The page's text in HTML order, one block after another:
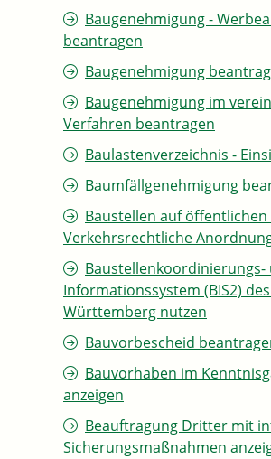
Baugenehmigung -
beantragen
Baugenehmigung
Baugenehmigung im
Verfahren beantragen
Baulastenverzeichnis -
Baumfällgenehmigung
Baustellen auf öffentlichen
Verkehrsrechtliche
Baustellenkoordinierungs-
Informationssystem (BIS2)
Württemberg nutzen
Bauvorbescheid
Bauvorhaben im
anzeigen
Beauftragung Dritter mit
Sicherungsmaßnahmen